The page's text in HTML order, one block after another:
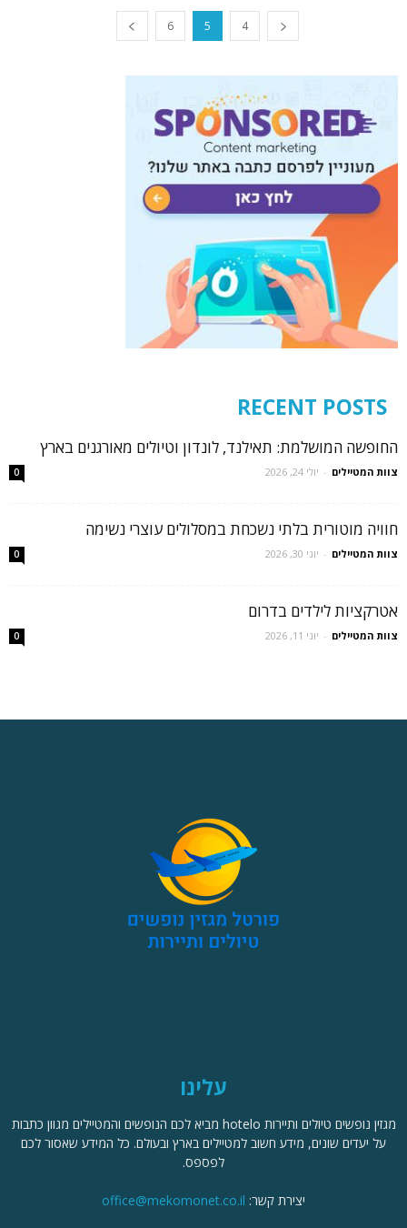
4
5
6
RECENT POSTS
החופשה המושלמת: תאילנד, לונדון וטיולים מאורגנים בארץ
צוות המטיילים - יולי 24, 2026 0
חוויה מוטורית בלתי נשכחת במסלולים עוצרי נשימה
צוות המטיילים - יוני 30, 2026 0
אטרקציות לילדים בדרום
צוות המטיילים - יוני 11, 2026 0
עלינו
מגזין נופשים טיולים ותיירות hotelo מביא לכם הנופשים והמטיילים מגוון כתבות
על יעדים שונים, מידע חשוב למטיילים בארץ ובעולם. כל המידע שאסור לכם
לפספס.
יצירת קשר: office@mekomonet.co.il